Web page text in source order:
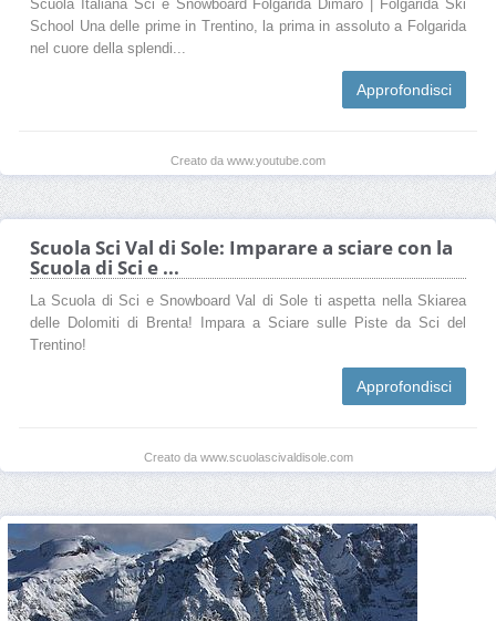
Scuola Italiana Sci e Snowboard Folgarida Dimaro | Folgarida Ski
School Una delle prime in Trentino, la prima in assoluto a Folgarida
nel cuore della splendi...
Approfondisci
Creato da www.youtube.com
Scuola Sci Val di Sole: Imparare a sciare con la
Scuola di Sci e ...
La Scuola di Sci e Snowboard Val di Sole ti aspetta nella Skiarea
delle Dolomiti di Brenta! Impara a Sciare sulle Piste da Sci del
Trentino!
Approfondisci
Creato da www.scuolascivaldisole.com